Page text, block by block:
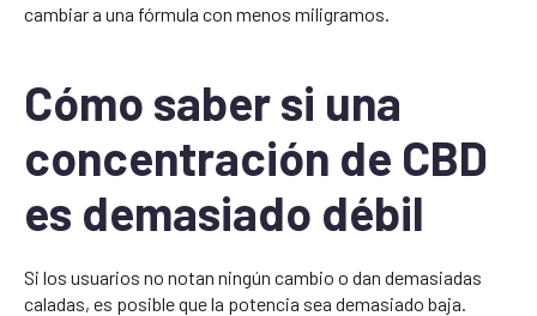
cambiar a una fórmula con menos miligramos.
Cómo saber si una
concentración de CBD
es demasiado débil
Si los usuarios no notan ningún cambio o dan demasiadas
caladas, es posible que la potencia sea demasiado baja.